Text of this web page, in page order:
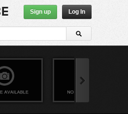
Sign up Log In